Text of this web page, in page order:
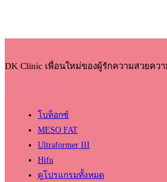
DK Clinic เพื่อนใหม่ของผู้รักความสวยคว
โบท็อกซ์
MESO FAT
Ultraformer III
Hifu
ดูโปรแกรมทั้งหมด